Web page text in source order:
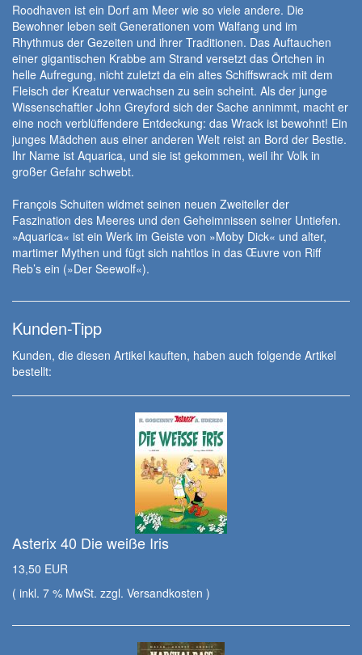
Roodhaven ist ein Dorf am Meer wie so viele andere. Die
Bewohner leben seit Generationen vom Walfang und im
Rhythmus der Gezeiten und ihrer Traditionen. Das Auftauchen
einer gigantischen Krabbe am Strand versetzt das Örtchen in
helle Aufregung, nicht zuletzt da ein altes Schiffswrack mit dem
Fleisch der Kreatur verwachsen zu sein scheint. Als der junge
Wissenschaftler John Greyford sich der Sache annimmt, macht er
eine noch verblüffendere Entdeckung: das Wrack ist bewohnt! Ein
junges Mädchen aus einer anderen Welt reist an Bord der Bestie.
Ihr Name ist Aquarica, und sie ist gekommen, weil ihr Volk in
großer Gefahr schwebt.
François Schuiten widmet seinen neuen Zweiteiler der
Faszination des Meeres und den Geheimnissen seiner Untiefen.
»Aquarica« ist ein Werk im Geiste von »Moby Dick« und alter,
martimer Mythen und fügt sich nahtlos in das Œuvre von Riff
Reb’s ein (»Der Seewolf«).
Kunden-Tipp
Kunden, die diesen Artikel kauften, haben auch folgende Artikel
bestellt:
Asterix 40 Die weiße Iris
13,50 EUR
( inkl. 7 % MwSt. zzgl. Versandkosten )